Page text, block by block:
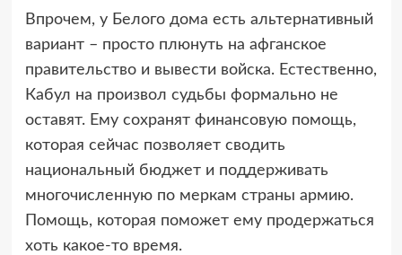
Впрочем, у Белого дома есть альтернативный
вариант – просто плюнуть на афганское
правительство и вывести войска. Естественно,
Кабул на произвол судьбы формально не
оставят. Ему сохранят финансовую помощь,
которая сейчас позволяет сводить
национальный бюджет и поддерживать
многочисленную по меркам страны армию.
Помощь, которая поможет ему продержаться
хоть какое-то время.